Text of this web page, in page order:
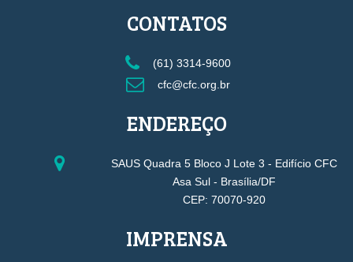
CONTATOS
(61) 3314-9600
cfc@cfc.org.br
ENDEREÇO
SAUS Quadra 5 Bloco J Lote 3 - Edifício CFC
Asa Sul - Brasília/DF
CEP: 70070-920
IMPRENSA